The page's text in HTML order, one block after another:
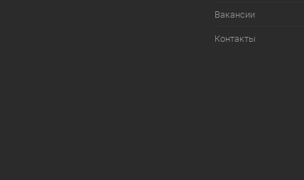
Вакансии
Контакты